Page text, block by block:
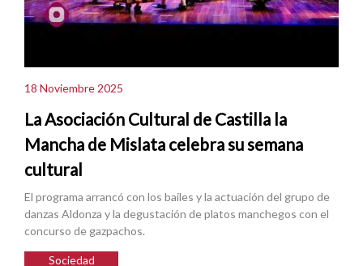
18 Noviembre 2025
La Asociación Cultural de Castilla la
Mancha de Mislata celebra su semana
cultural
El programa arrancó con los bailes y la actuación del grupo de
danzas Aldonza y la degustación de platos manchegos con el
concurso de gazpachos.
Sociedad